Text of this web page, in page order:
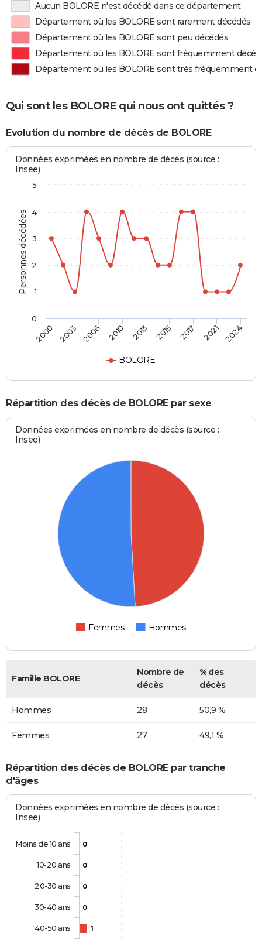
Aucun BOLORE n'est décédé dans ce département
Département où les BOLORE sont rarement décédés
Département où les BOLORE sont peu décédés
Département où les BOLORE sont fréquemment
Département où les BOLORE sont très fréquemment
Qui sont les BOLORE qui nous ont quittés ?
Evolution du nombre de décès de BOLORE
Personnes décédées
Données exprimées en nombre de décès (source :
Insee)
BOLORE
2000 2003 2006 2010 2013 2015 2017 2021 2024
0
1
2
3
4
5
Répartition des décès de BOLORE par sexe
Données exprimées en nombre de décès (source :
Insee)
Femmes Hommes
Famille BOLORE
Nombre de
décès
% des
décès
Hommes 28 50,9 %
Femmes 27 49,1 %
Répartition des décès de BOLORE par tranche
d'âges
Données exprimées en nombre de décès (source :
Insee)
0
0
0
0
1
Moins de 10 ans
10-20 ans
20-30 ans
30-40 ans
40-50 ans